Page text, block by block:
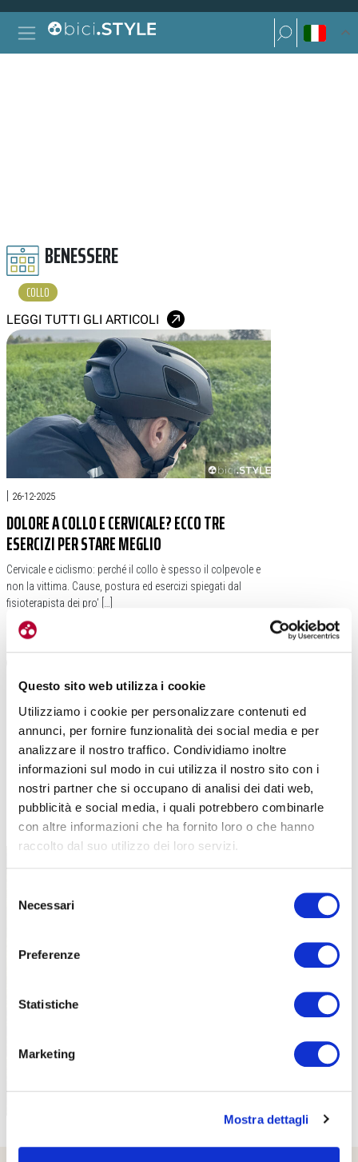
Questo sito web utilizza i cookie
Utilizziamo i cookie per personalizzare contenuti ed
annunci, per fornire funzionalità dei social media e per
analizzare il nostro traffico. Condividiamo inoltre
informazioni sul modo in cui utilizza il nostro sito con i
nostri partner che si occupano di analisi dei dati web,
pubblicità e social media, i quali potrebbero combinarle
con altre informazioni che ha fornito loro o che hanno
raccolto dal suo utilizzo dei loro servizi.
delNecessari
Preferenze
Statistiche
Marketing
Mostra dettagli
Vai al contenuto
Navigazione principale
Ricerca per:
Ricerca per:
BENESSERE
COLLO
LEGGI TUTTI GLI ARTICOLI
| 26-12-2025
DOLORE A COLLO E CERVICALE? ECCO TRE
ESERCIZI PER STARE MEGLIO
Cervicale e ciclismo: perché il collo è spesso il colpevole e
non la vittima. Cause, postura ed esercizi spiegati dal
fisioterapista dei pro’ […]
#BENESSERE
TUTTE LE CATEGORIE DEL MAGAZINE